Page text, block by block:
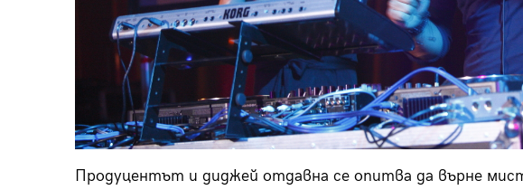
Продуцентът и диджей отдавна се опитва да върне